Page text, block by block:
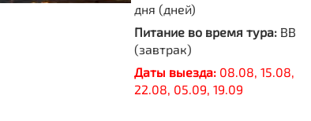
дня (дней)
Питание во время тура: BB
(завтрак)
Даты выезда: 08.08, 15.08,
22.08, 05.09, 19.09